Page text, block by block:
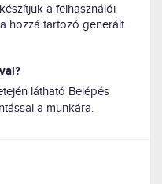
a felhasználói
hozzá tartozó generált
látható Belépés
a munkára.